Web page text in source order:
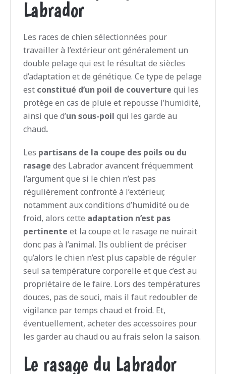
Labrador
Les races de chien sélectionnées pour
travailler à l’extérieur ont généralement un
double pelage qui est le résultat de siècles
d’adaptation et de génétique. Ce type de pelage
est constitué d’un poil de couverture qui les
protège en cas de pluie et repousse l’humidité,
ainsi que d’un sous-poil qui les garde au
chaud.
Les partisans de la coupe des poils ou du
rasage des Labrador avancent fréquemment
l’argument que si le chien n’est pas
régulièrement confronté à l’extérieur,
notamment aux conditions d’humidité ou de
froid, alors cette adaptation n’est pas
pertinente et la coupe et le rasage ne nuirait
donc pas à l’animal. Ils oublient de préciser
qu’alors le chien n’est plus capable de réguler
seul sa température corporelle et que c’est au
propriétaire de le faire. Lors des températures
douces, pas de souci, mais il faut redoubler de
vigilance par temps chaud et froid. Et,
éventuellement, acheter des accessoires pour
les garder au chaud ou au frais selon la saison.
Le rasage du Labrador